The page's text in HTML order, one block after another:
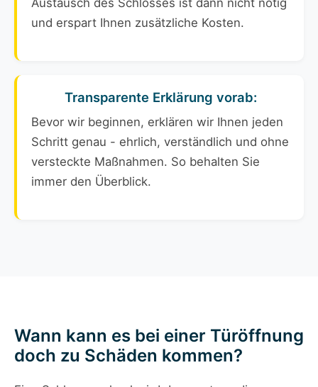
Austausch des Schlosses ist dann nicht nötig
und erspart Ihnen zusätzliche Kosten.
Transparente Erklärung vorab:
Bevor wir beginnen, erklären wir Ihnen jeden
Schritt genau - ehrlich, verständlich und ohne
versteckte Maßnahmen. So behalten Sie
immer den Überblick.
Wann kann es bei einer Türöffnung
doch zu Schäden kommen?